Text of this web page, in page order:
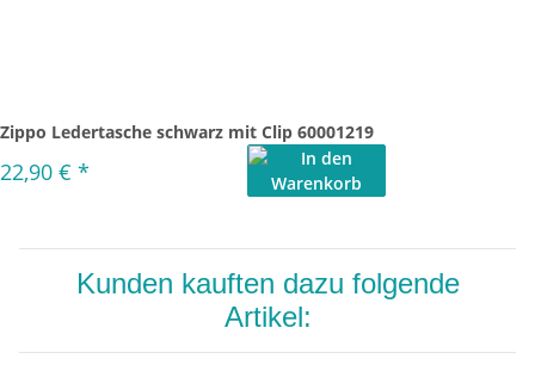
Zippo Ledertasche schwarz mit Clip 60001219
22,90 € *
Kunden kauften dazu folgende
Artikel: